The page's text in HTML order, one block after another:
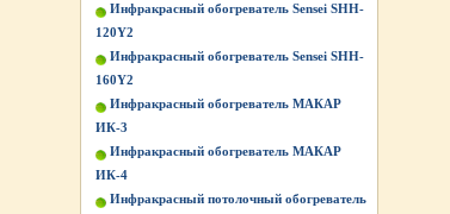
Инфракрасный обогреватель Sensei SHH-
120Y2
Инфракрасный обогреватель Sensei SHH-
160Y2
Инфракрасный обогреватель МАКАР
ИК-3
Инфракрасный обогреватель МАКАР
ИК-4
Инфракрасный потолочный обогреватель